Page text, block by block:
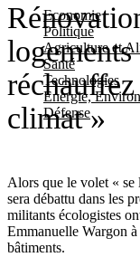
Economie
Politique
Agriculture et
Santé
Technologies
Energie,
Défense
climat »
Alors que le volet «
sera débattu dans les
militants écologistes
Emmanuelle Wargon
bâtiments.